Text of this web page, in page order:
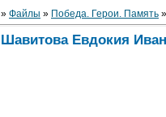
» Файлы » Победа. Герои. Память »
Шавитова Евдокия